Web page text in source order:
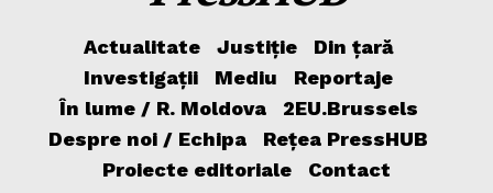
Actualitate Justiție
Din țară
Investigații
Mediu
Reportaje
În lume / R. Moldova
2EU.Brussels
Despre noi / Echipa
Rețea PressHUB
Proiecte editoriale
Contact